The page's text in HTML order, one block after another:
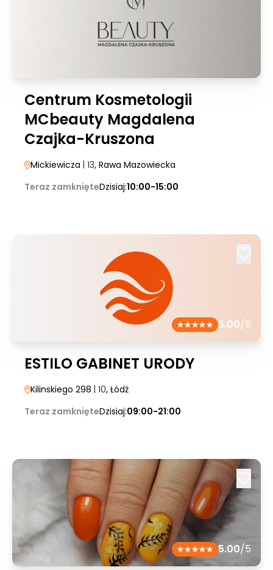
Centrum Kosmetologii
MCbeauty Magdalena
Czajka-Kruszona
Mickiewicza | 13, Rawa Mazowiecka
Teraz zamknięteDzisiaj:10:00-15:00
5.00/5
ESTILO GABINET URODY
Kilinskiego 298 | 10, Łódź
Teraz zamknięteDzisiaj:09:00-21:00
5.00/5